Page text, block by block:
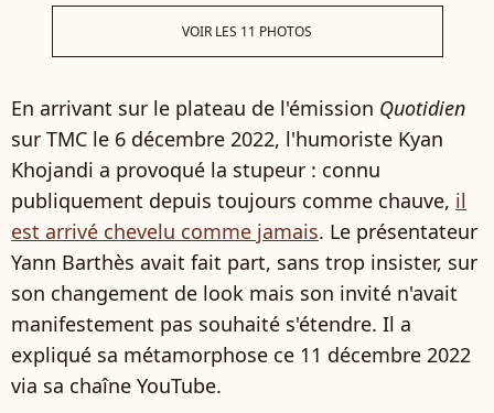
VOIR LES 11 PHOTOS
En arrivant sur le plateau de l'émission Quotidien
sur TMC le 6 décembre 2022, l'humoriste Kyan
Khojandi a provoqué la stupeur : connu
publiquement depuis toujours comme chauve, il
est arrivé chevelu comme jamais. Le présentateur
Yann Barthès avait fait part, sans trop insister, sur
son changement de look mais son invité n'avait
manifestement pas souhaité s'étendre. Il a
expliqué sa métamorphose ce 11 décembre 2022
via sa chaîne YouTube.